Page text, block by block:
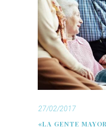
27/02/2017
«LA GENTE